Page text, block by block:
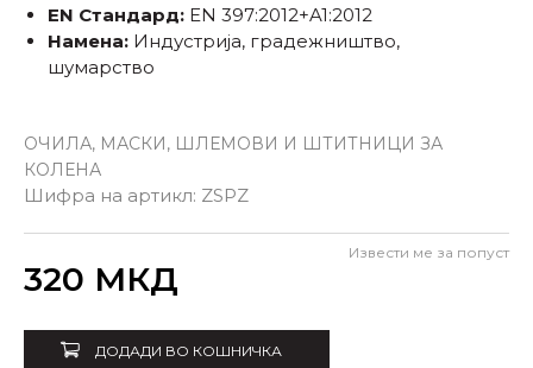
ОЧИЛА, МАСКИ, ШЛЕМОВИ И ШТИТНИЦИ ЗА
КОЛЕНА
Шифра на артикл: ZSPZ
EN Стандард: EN 397:2012+A1:2012
Намена: Индустрија, градежништво,
шумарство
320 МКД
Извести ме за попуст
ДОДАДИ ВО КОШНИЧКА